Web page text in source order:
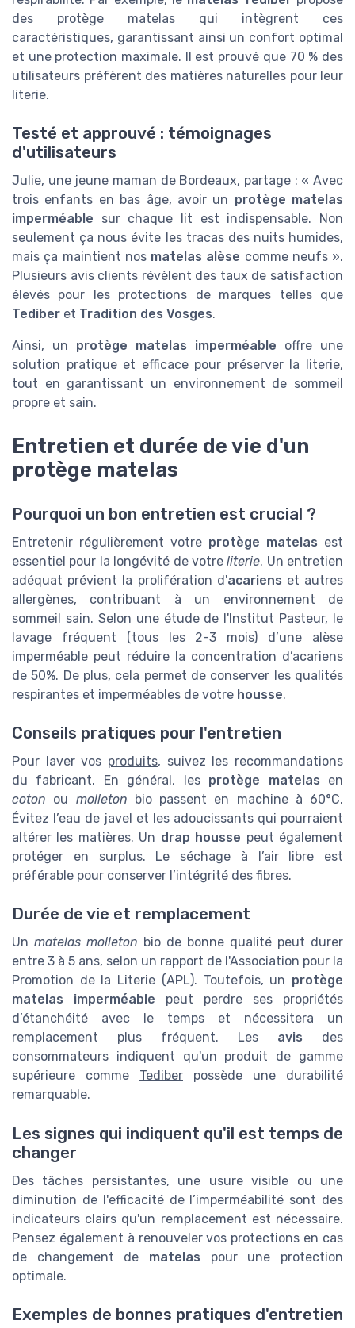
des protège matelas qui intègrent ces
caractéristiques, garantissant ainsi un confort optimal
et une protection maximale. Il est prouvé que 70 % des
utilisateurs préfèrent des matières naturelles pour leur
literie.
Testé et approuvé : témoignages
d'utilisateurs
Julie, une jeune maman de Bordeaux, partage : « Avec
trois enfants en bas âge, avoir un protège matelas
imperméable sur chaque lit est indispensable. Non
seulement ça nous évite les tracas des nuits humides,
mais ça maintient nos matelas alèse comme neufs ».
Plusieurs avis clients révèlent des taux de satisfaction
élevés pour les protections de marques telles que
Tediber et Tradition des Vosges.
Ainsi, un protège matelas imperméable offre une
solution pratique et efficace pour préserver la literie,
tout en garantissant un environnement de sommeil
propre et sain.
Entretien et durée de vie d'un
protège matelas
Pourquoi un bon entretien est crucial ?
Entretenir régulièrement votre protège matelas est
essentiel pour la longévité de votreliterie. Un entretien
adéquat prévient la prolifération d'acariens et autres
allergènes, contribuant à un environnement de
sommeil sain. Selon une étude de l'Institut Pasteur, le
lavage fréquent (tous les 2-3 mois) d’une alèse
imperméable peut réduire la concentration d’acariens
de 50%. De plus, cela permet de conserver les qualités
respirantes et imperméables de votre housse.
Conseils pratiques pour l'entretien
Pour laver vos produits, suivez les recommandations
du fabricant. En général, les protège matelas en
coton ou molleton bio passent en machine à 60°C.
Évitez l’eau de javel et les adoucissants qui pourraient
altérer les matières. Un drap housse peut également
protéger en surplus. Le séchage à l’air libre est
préférable pour conserver l’intégrité des fibres.
Durée de vie et remplacement
Un matelas molleton bio de bonne qualité peut durer
entre 3 à 5 ans, selon un rapport de l'Association pour la
Promotion de la Literie (APL). Toutefois, un protège
matelas imperméable peut perdre ses propriétés
d’étanchéité avec le temps et nécessitera un
remplacement plus fréquent. Les avis des
consommateurs indiquent qu'un produit de gamme
supérieure comme Tediber possède une durabilité
remarquable.
Les signes qui indiquent qu'il est temps de
changer
Des tâches persistantes, une usure visible ou une
diminution de l'efficacité de l’imperméabilité sont des
indicateurs clairs qu'un remplacement est nécessaire.
Pensez également à renouveler vos protections en cas
de changement de matelas pour une protection
optimale.
Exemples de bonnes pratiques d'entretien